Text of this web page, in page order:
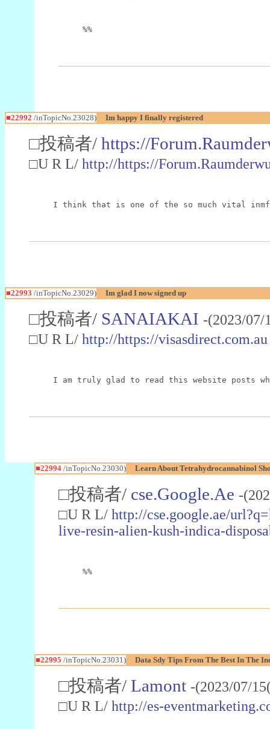
%%
■22992 /inTopicNo.23028) Im happy I finally registered
□投稿者/ https://
□U R L/ http://https://
I think that is one of the so much vital
■22993 /inTopicNo.23029) Im glad I now signed up
□投稿者/ SANAIAKAI -(2023/
□U R L/ http://https://visasdirect.com.au
I am truly glad to read this website posts
■22994/inTopicNo.23030) Learn About Tetrahydrocannabinol
□投稿者/ cse.Google.Ae -
□U R L/ http://cse.google.ae/
live-resin-alien-kush-indica-
%%
■22995 /inTopicNo.23031) Data Sdy Tips From The Best In The
□投稿者/ Lamont -(2023/07/
□U R L/ http://es-